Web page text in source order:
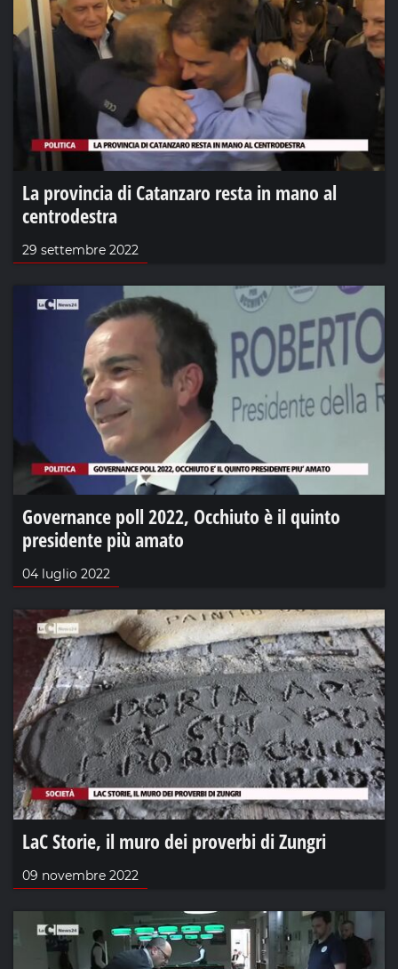
La provincia di Catanzaro resta in mano al
centrodestra
29 settembre 2022
Governance poll 2022, Occhiuto è il quinto
presidente più amato
04 luglio 2022
LaC Storie, il muro dei proverbi di Zungri
09 novembre 2022